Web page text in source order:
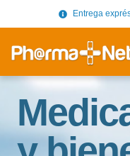
Entrega